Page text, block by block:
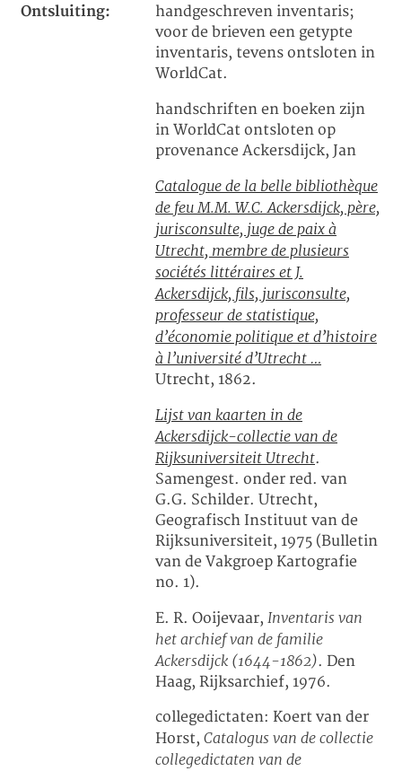
Ontsluiting:
handgeschreven inventaris;
voor de brieven een getypte
inventaris, tevens ontsloten in
WorldCat.
handschriften en boeken zijn
in WorldCat ontsloten op
provenance Ackersdijck, Jan
Catalogue de la belle bibliothèque
de feu M.M. W.C. Ackersdijck, père,
jurisconsulte, juge de paix à
Utrecht, membre de plusieurs
sociétés littéraires et J.
Ackersdijck, fils, jurisconsulte,
professeur de statistique,
d’économie politique et d’histoire
à l’université d’Utrecht …
Utrecht, 1862.
Lijst van kaarten in de
Ackersdijck-collectie van de
Rijksuniversiteit Utrecht.
Samengest. onder red. van
G.G. Schilder. Utrecht,
Geografisch Instituut van de
Rijksuniversiteit, 1975 (Bulletin
van de Vakgroep Kartografie
no. 1).
E. R. Ooijevaar, Inventaris van
het archief van de familie
Ackersdijck (1644-1862). Den
Haag, Rijksarchief, 1976.
collegedictaten: Koert van der
Horst, Catalogus van de collectie
collegedictaten van de